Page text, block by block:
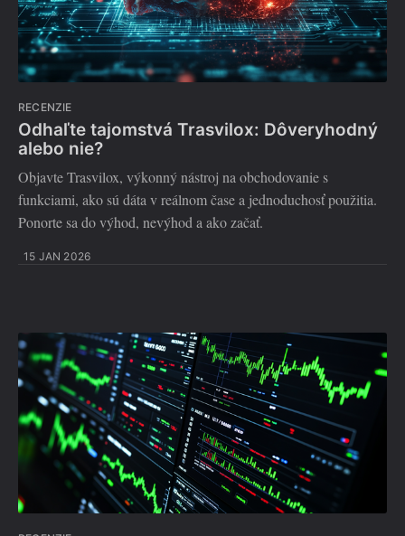
RECENZIE
Odhaľte tajomstvá Trasvilox: Dôveryhodný
alebo nie?
Objavte Trasvilox, výkonný nástroj na obchodovanie s
funkciami, ako sú dáta v reálnom čase a jednoduchosť použitia.
Ponorte sa do výhod, nevýhod a ako začať.
15 JAN 2026